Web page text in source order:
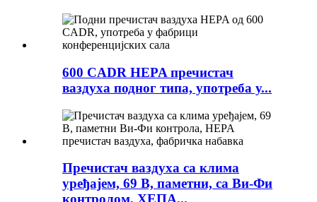
600 CADR HEPA пречистач
ваздуха подног типа, употреба у...
Пречистач ваздуха са клима
уређајем, 69 В, паметни, са Ви-Фи